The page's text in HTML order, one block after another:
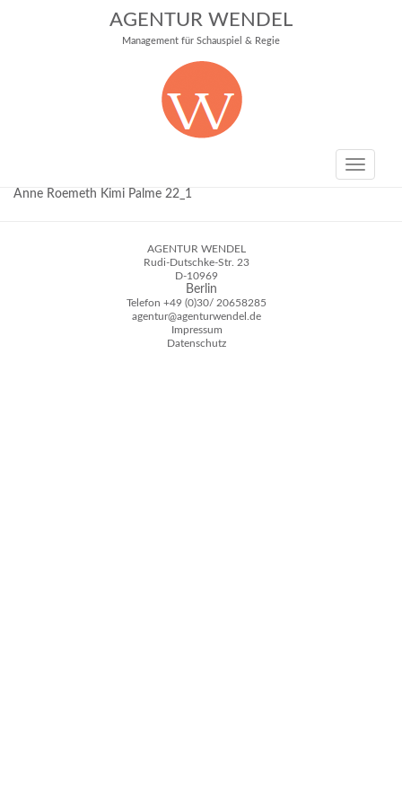
AGENTUR WENDEL
Management für Schauspiel & Regie
Toggle
Anne Roemeth Kimi Palme 22_1
AGENTUR WENDEL
Rudi-Dutschke-Str. 23
D-10969
Berlin
Telefon +49 (0)30/ 20658285
agentur@agenturwendel.de
Impressum
Datenschutz